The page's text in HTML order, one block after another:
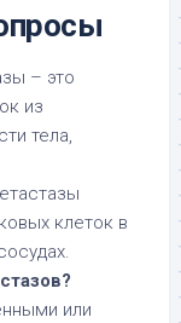
– это
из
тела,
клеток в
или